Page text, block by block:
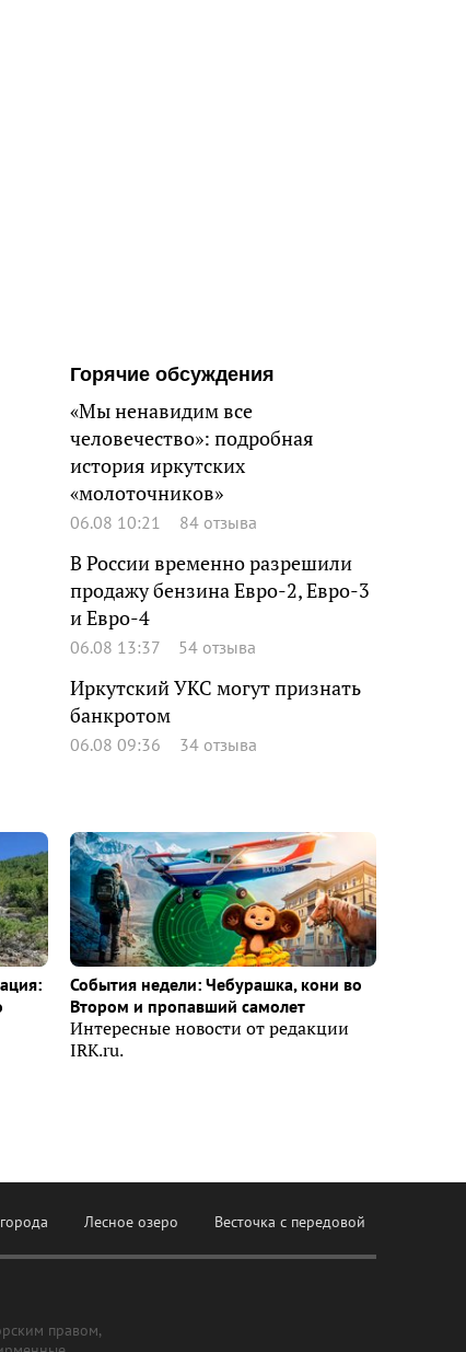
Горячие обсуждения
«Мы ненавидим все
человечество»: подробная
история иркутских
«молоточников»
06.08 10:21 84 отзыва
В России временно разрешили
продажу бензина Евро-2, Евро-3
и Евро-4
06.08 13:37 54 отзыва
Иркутский УКС могут признать
банкротом
06.08 09:36 34 отзыва
События недели: Чебурашка, кони во
Втором и пропавший самолет
Интересные новости от редакции
IRK.ru.
Лесное озеро Весточка с передовой
правом,